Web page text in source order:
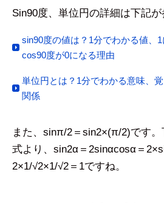
Sin90度、単位円の詳細は下記が
sin90度の値は？1分でわかる値、1
cos90度が0になる理由
単位円とは？1分でわかる意味、
関係
また、sinπ/2＝sin2×(π/2)です
式より、sin2α＝2sinαcosα＝
2×1/√2×1/√2＝1ですね。